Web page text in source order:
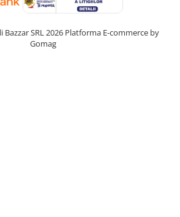
SRL 2026 Platforma E-commerce by
Gomag